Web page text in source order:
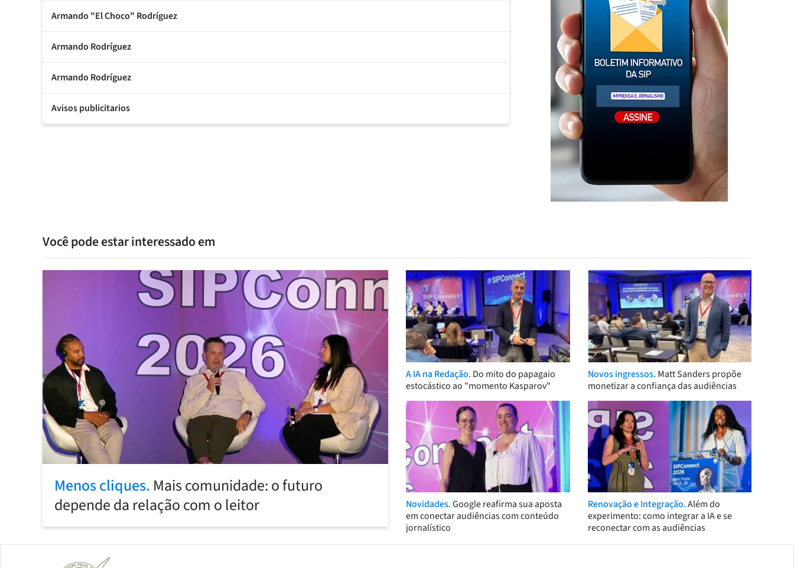
Armando "El Choco" Rodríguez
Armando Rodríguez
Armando Rodríguez
Avisos publicitarios
Você pode estar interessado em
Menos cliques. Mais comunidade: o futuro
depende da relação com o leitor
A IA na Redação. Do mito do papagaio
estocástico ao "momento Kasparov"
Novos ingressos. Matt Sanders propõe
monetizar a confiança das audiências
Novidades.Google reafirma sua aposta
em conectar audiências com conteúdo
jornalístico
Renovação e Integração.Além do
experimento: como integrar a IA e se
reconectar com as audiências